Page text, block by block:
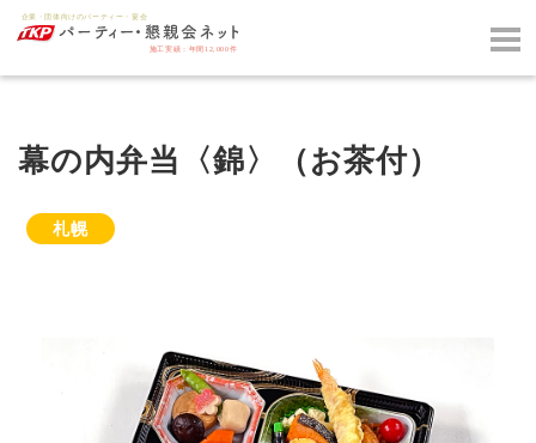
幕の内弁当〈錦〉（お茶付）
札幌